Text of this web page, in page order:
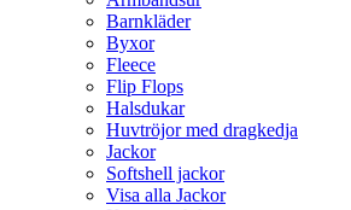
Barnkläder
Byxor
Fleece
Flip Flops
Halsdukar
Huvtröjor med dragkedja
Jackor
Softshell jackor
Visa alla Jackor